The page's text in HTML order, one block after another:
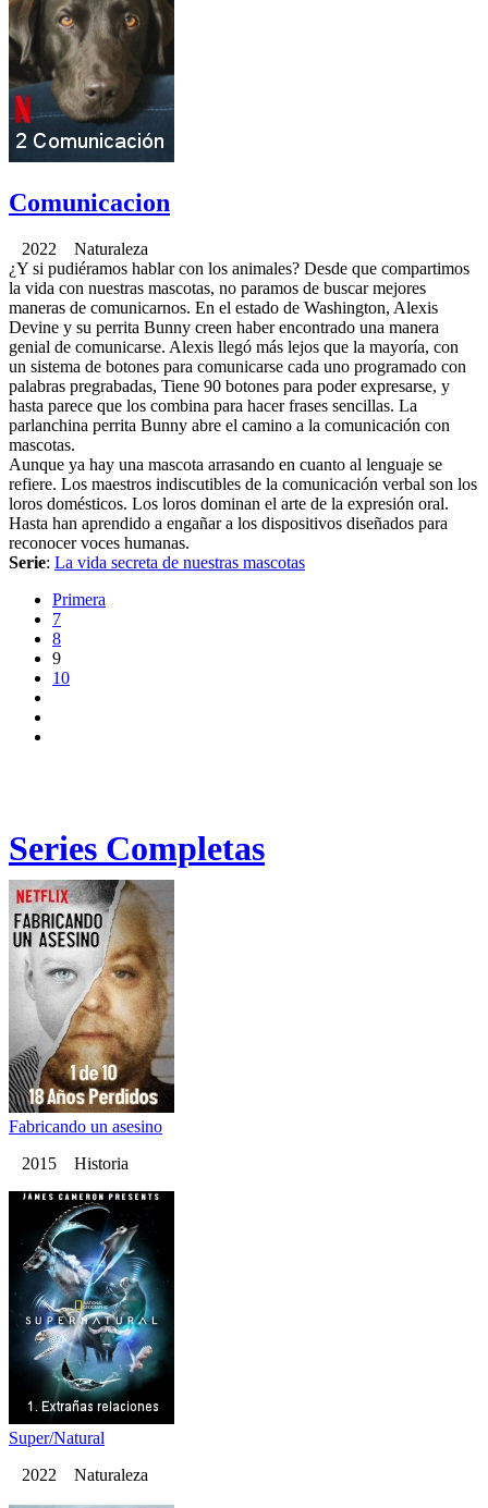
Comunicacion
2022 Naturaleza
¿Y si pudiéramos hablar con los animales? Desde que compartimos
la vida con nuestras mascotas, no paramos de buscar mejores
maneras de comunicarnos. En el estado de Washington, Alexis
Devine y su perrita Bunny creen haber encontrado una manera
genial de comunicarse. Alexis llegó más lejos que la mayoría, con
un sistema de botones para comunicarse cada uno programado con
palabras pregrabadas, Tiene 90 botones para poder expresarse, y
hasta parece que los combina para hacer frases sencillas. La
parlanchina perrita Bunny abre el camino a la comunicación con
mascotas.
Aunque ya hay una mascota arrasando en cuanto al lenguaje se
refiere. Los maestros indiscutibles de la comunicación verbal son los
loros domésticos. Los loros dominan el arte de la expresión oral.
Hasta han aprendido a engañar a los dispositivos diseñados para
reconocer voces humanas.
Serie: La vida secreta de nuestras mascotas
Primera
7
8
9
10
Series Completas
Fabricando un asesino
2015 Historia
Super/Natural
2022 Naturaleza